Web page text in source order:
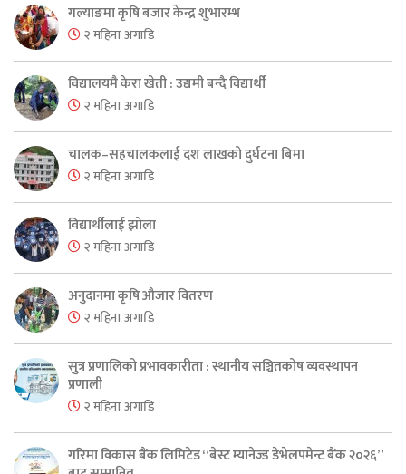
गल्याङमा कृषि बजार केन्द्र शुभारम्भ
२ महिना अगाडि
विद्यालयमै केरा खेती : उद्यमी बन्दै विद्यार्थी
२ महिना अगाडि
चालक–सहचालकलाई दश लाखको दुर्घटना बिमा
२ महिना अगाडि
विद्यार्थीलाई झोला
२ महिना अगाडि
अनुदानमा कृषि औजार वितरण
२ महिना अगाडि
सुत्र प्रणालिको प्रभावकारीता : स्थानीय सञ्चितकोष व्यवस्थापन
प्रणाली
२ महिना अगाडि
गरिमा विकास बैंक लिमिटेड “बेस्ट म्यानेज्ड डेभेलपमेन्ट बैंक २०२६”